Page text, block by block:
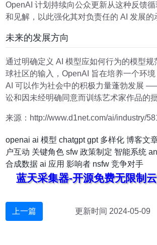
OpenAI 计划持续向公众更新从这种反馈
和见解，以此强化其对负责任的 AI 发展的
未来的发展方向
通过明确定义 AI 模型应如何行为的模型规
球社区的输入，OpenAI 旨在培养一个环
AI 可以作为社会中的积极力量蓬勃发展
讼和因未经明确同意而训练艺术家作品的
来源：http://www.d1net.com/ai/industry/
openai ai 模型 chatgpt gpt 多样化 博客文
户互动 关键角色 sfw 政策制定 智能系统
合成数据 ai 应用 影响者 nsfw 竞争对手
蓝天采集器-开源免费无限制
上一篇 更新时间 2024-05-09